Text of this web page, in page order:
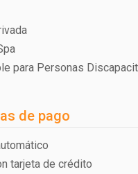
para Personas
de pago
tarjeta de crédito